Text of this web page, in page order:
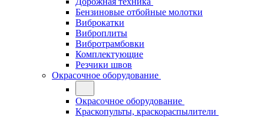
Бензиновые отбойные молотки
Виброкатки
Виброплиты
Вибротрамбовки
Комплектующие
Резчики швов
Окрасочное оборудование
Окрасочное оборудование
Краскопульты, краскораспылители